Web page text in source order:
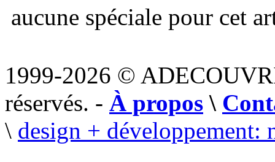
aucune spéciale pour cet
1999-2026 ©
réservés. - À propos \
\ design + développement: